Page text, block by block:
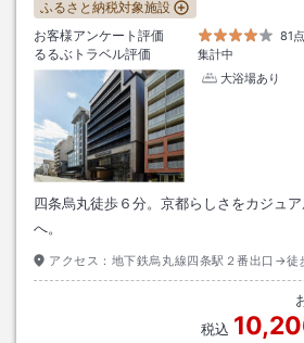
ふるさと納税対象施設
お客様アンケート評価
81点
るるぶトラベル評価
集計中
大浴場あり
四条烏丸徒歩６分。京都らしさをカジュ
へ。
アクセス： 地下鉄烏丸線四条駅２番出口→徒
税込